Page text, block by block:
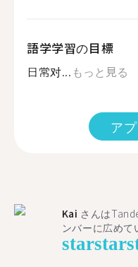
語学学習の目標
日常对... もっと見る
ア
Kai さんは
ンバーに広めて
starstar